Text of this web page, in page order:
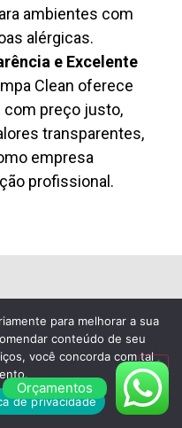
ambientes com
alérgicas.
e Excelente
Clean oferece
preço justo,
transparentes,
empresa
profissional.
em Embu das
de Sofá
Escolha a
Orçamentos
para melhorar a sua
conteúdo de seu
você concorda com tal
de privacidade